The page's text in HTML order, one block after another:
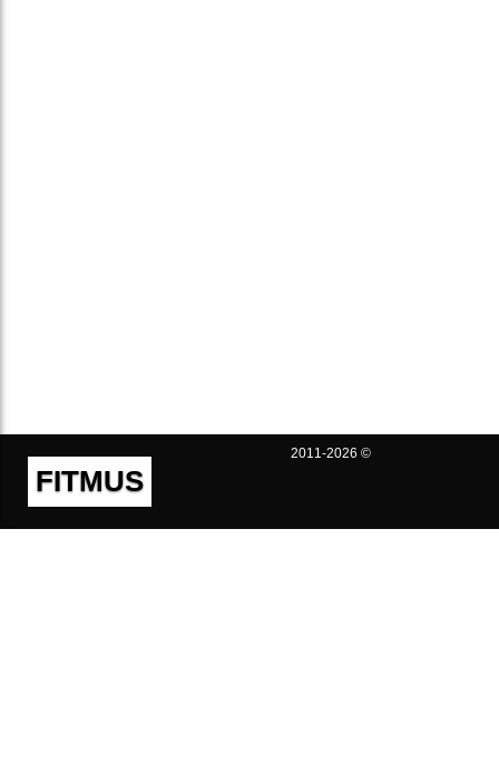
FITMUS
2011-2026 ©